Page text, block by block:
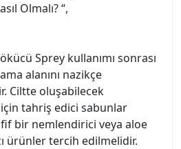
Olmalı? “,
Sprey kullanımı sonrası
alanını nazikçe
Ciltte oluşabilecek
tahriş edici sabunlar
bir nemlendirici veya aloe
ürünler tercih edilmelidir.